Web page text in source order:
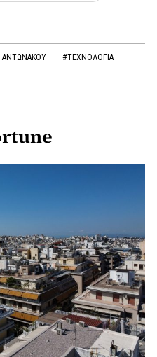
ΑΝΤΩΝΑΚΟΥ #ΤΕΧΝΟΛΟΓΙΑ